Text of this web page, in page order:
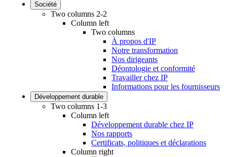
Société
Two columns 2-2
Column left
Two columns
À propos d'IP
Notre transformation
Nos dirigeants
Déontologie et conformité
Travailler chez IP
Informations pour les fournisseurs
Développement durable
Two columns 1-3
Column left
Développement durable chez IP
Nos rapports
Certificats, politiques et déclarations
Column right